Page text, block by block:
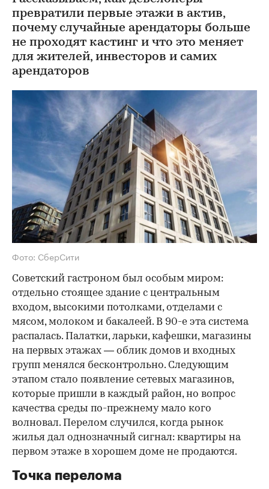
превратили первые этажи в актив,
почему случайные арендаторы больше
не проходят кастинг и что это меняет
для жителей, инвесторов и самих
арендаторов
Фото: СберСити
Советский гастроном был особым миром:
отдельно стоящее здание с центральным
входом, высокими потолками, отделами с
мясом, молоком и бакалеей. В 90-е эта система
распалась. Палатки, ларьки, кафешки, магазины
на первых этажах — облик домов и входных
групп менялся бесконтрольно. Следующим
этапом стало появление сетевых магазинов,
которые пришли в каждый район, но вопрос
качества среды по-прежнему мало кого
волновал. Перелом случился, когда рынок
жилья дал однозначный сигнал: квартиры на
первом этаже в хорошем доме не продаются.
Точка перелома